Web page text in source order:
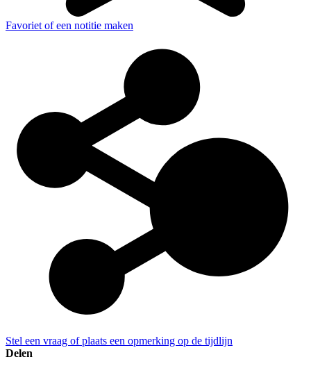
Favoriet of een notitie maken
Stel een vraag of plaats een opmerking op de tijdlijn
Delen